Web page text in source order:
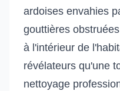
ardoises envahies
gouttières
à l'intérieur de
révélateurs qu'une
nettoyage